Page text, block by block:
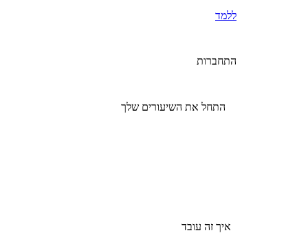
ללמד
התחברות
התחל את השיעורים שלך
איך זה עובד